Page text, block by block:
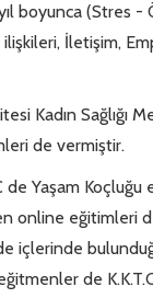
boyunca (Stres -
İletişim,
Kadın Sağlığı
de vermiştir.
de Yaşam
online eğitimleri
içlerinde
de